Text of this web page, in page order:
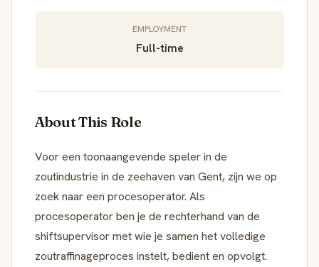
EMPLOYMENT
Full-time
About This Role
Voor een toonaangevende speler in de
zoutindustrie in de zeehaven van Gent, zijn we op
zoek naar een procesoperator. Als
procesoperator ben je de rechterhand van de
shiftsupervisor met wie je samen het volledige
zoutraffinageproces instelt, bedient en opvolgt.